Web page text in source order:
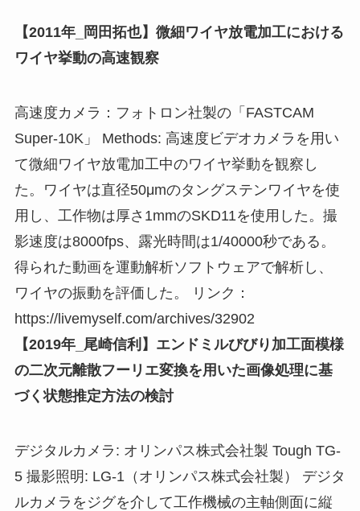
【2011年_岡田拓也】微細ワイヤ放電加工における
ワイヤ挙動の高速観察
高速度カメラ：フォトロン社製の「FASTCAM
Super-10K」 Methods: 高速度ビデオカメラを用い
て微細ワイヤ放電加工中のワイヤ挙動を観察し
た。ワイヤは直径50μmのタングステンワイヤを使
用し、工作物は厚さ1mmのSKD11を使用した。撮
影速度は8000fps、露光時間は1/40000秒である。
得られた動画を運動解析ソフトウェアで解析し、
ワイヤの振動を評価した。 リンク：
https://livemyself.com/archives/32902
【2019年_尾崎信利】エンドミルびびり加工面模様
の二次元離散フーリエ変換を用いた画像処理に基
づく状態推定方法の検討
デジタルカメラ: オリンパス株式会社製 Tough TG-
5 撮影照明: LG-1（オリンパス株式会社製） デジタ
ルカメラをジグを介して工作機械の主軸側面に縦